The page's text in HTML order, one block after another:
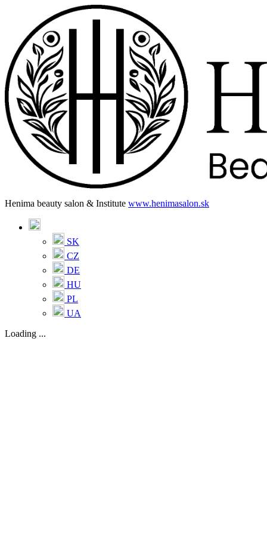
Henima beauty salon & Institute www.henimasalon.sk
SK
CZ
DE
HU
PL
UA
Loading ...